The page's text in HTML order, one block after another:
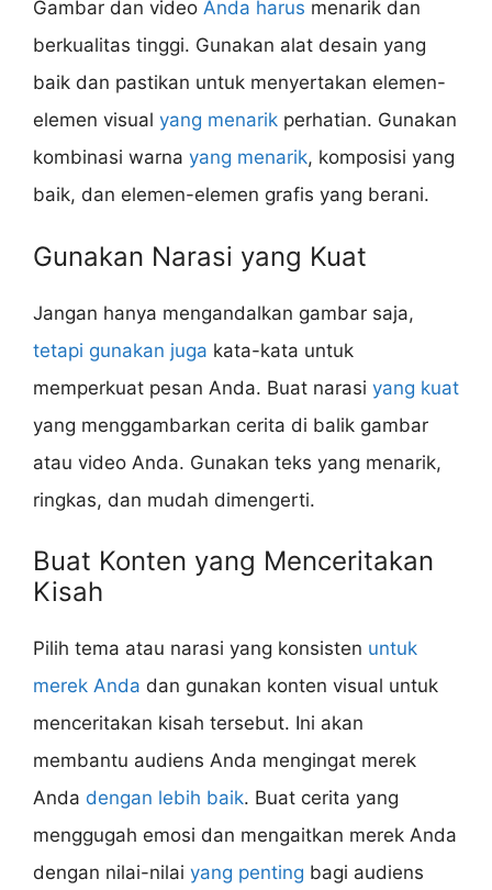
Gambar dan video Anda harus menarik dan
berkualitas tinggi. Gunakan alat desain yang
baik dan pastikan untuk menyertakan elemen-
elemen visual yang menarik perhatian. Gunakan
kombinasi warna yang menarik, komposisi yang
baik, dan elemen-elemen grafis yang berani.
Gunakan Narasi yang Kuat
Jangan hanya mengandalkan gambar saja,
tetapi gunakan juga kata-kata untuk
memperkuat pesan Anda. Buat narasi yang kuat
yang menggambarkan cerita di balik gambar
atau video Anda. Gunakan teks yang menarik,
ringkas, dan mudah dimengerti.
Buat Konten yang Menceritakan
Kisah
Pilih tema atau narasi yang konsisten untuk
merek Anda dan gunakan konten visual untuk
menceritakan kisah tersebut. Ini akan
membantu audiens Anda mengingat merek
Anda dengan lebih baik. Buat cerita yang
menggugah emosi dan mengaitkan merek Anda
dengan nilai-nilai yang penting bagi audiens